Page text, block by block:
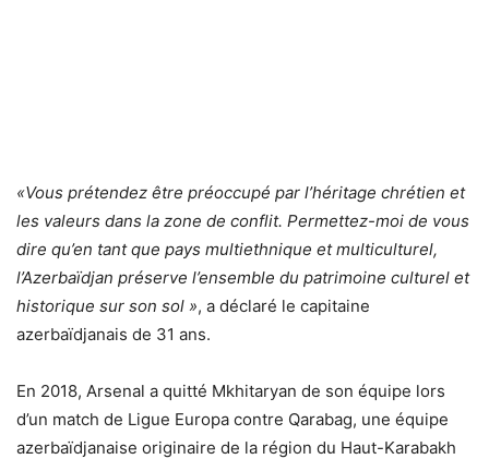
«Vous prétendez être préoccupé par l’héritage chrétien et
les valeurs dans la zone de conflit. Permettez-moi de vous
dire qu’en tant que pays multiethnique et multiculturel,
l’Azerbaïdjan préserve l’ensemble du patrimoine culturel et
historique sur son sol », a déclaré le capitaine
azerbaïdjanais de 31 ans.
En 2018, Arsenal a quitté Mkhitaryan de son équipe lors
d’un match de Ligue Europa contre Qarabag, une équipe
azerbaïdjanaise originaire de la région du Haut-Karabakh